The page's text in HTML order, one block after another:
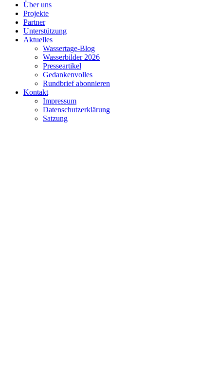
Über uns
Projekte
Partner
Unterstützung
Aktuelles
Wassertage-Blog
Wasserbilder 2026
Presseartikel
Gedankenvolles
Rundbrief abonnieren
Kontakt
Impressum
Datenschutzerklärung
Satzung